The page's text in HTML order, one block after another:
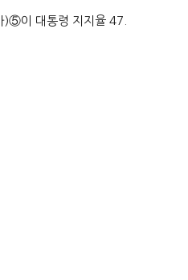
성...
)⑤이 대통령 지지율 47.